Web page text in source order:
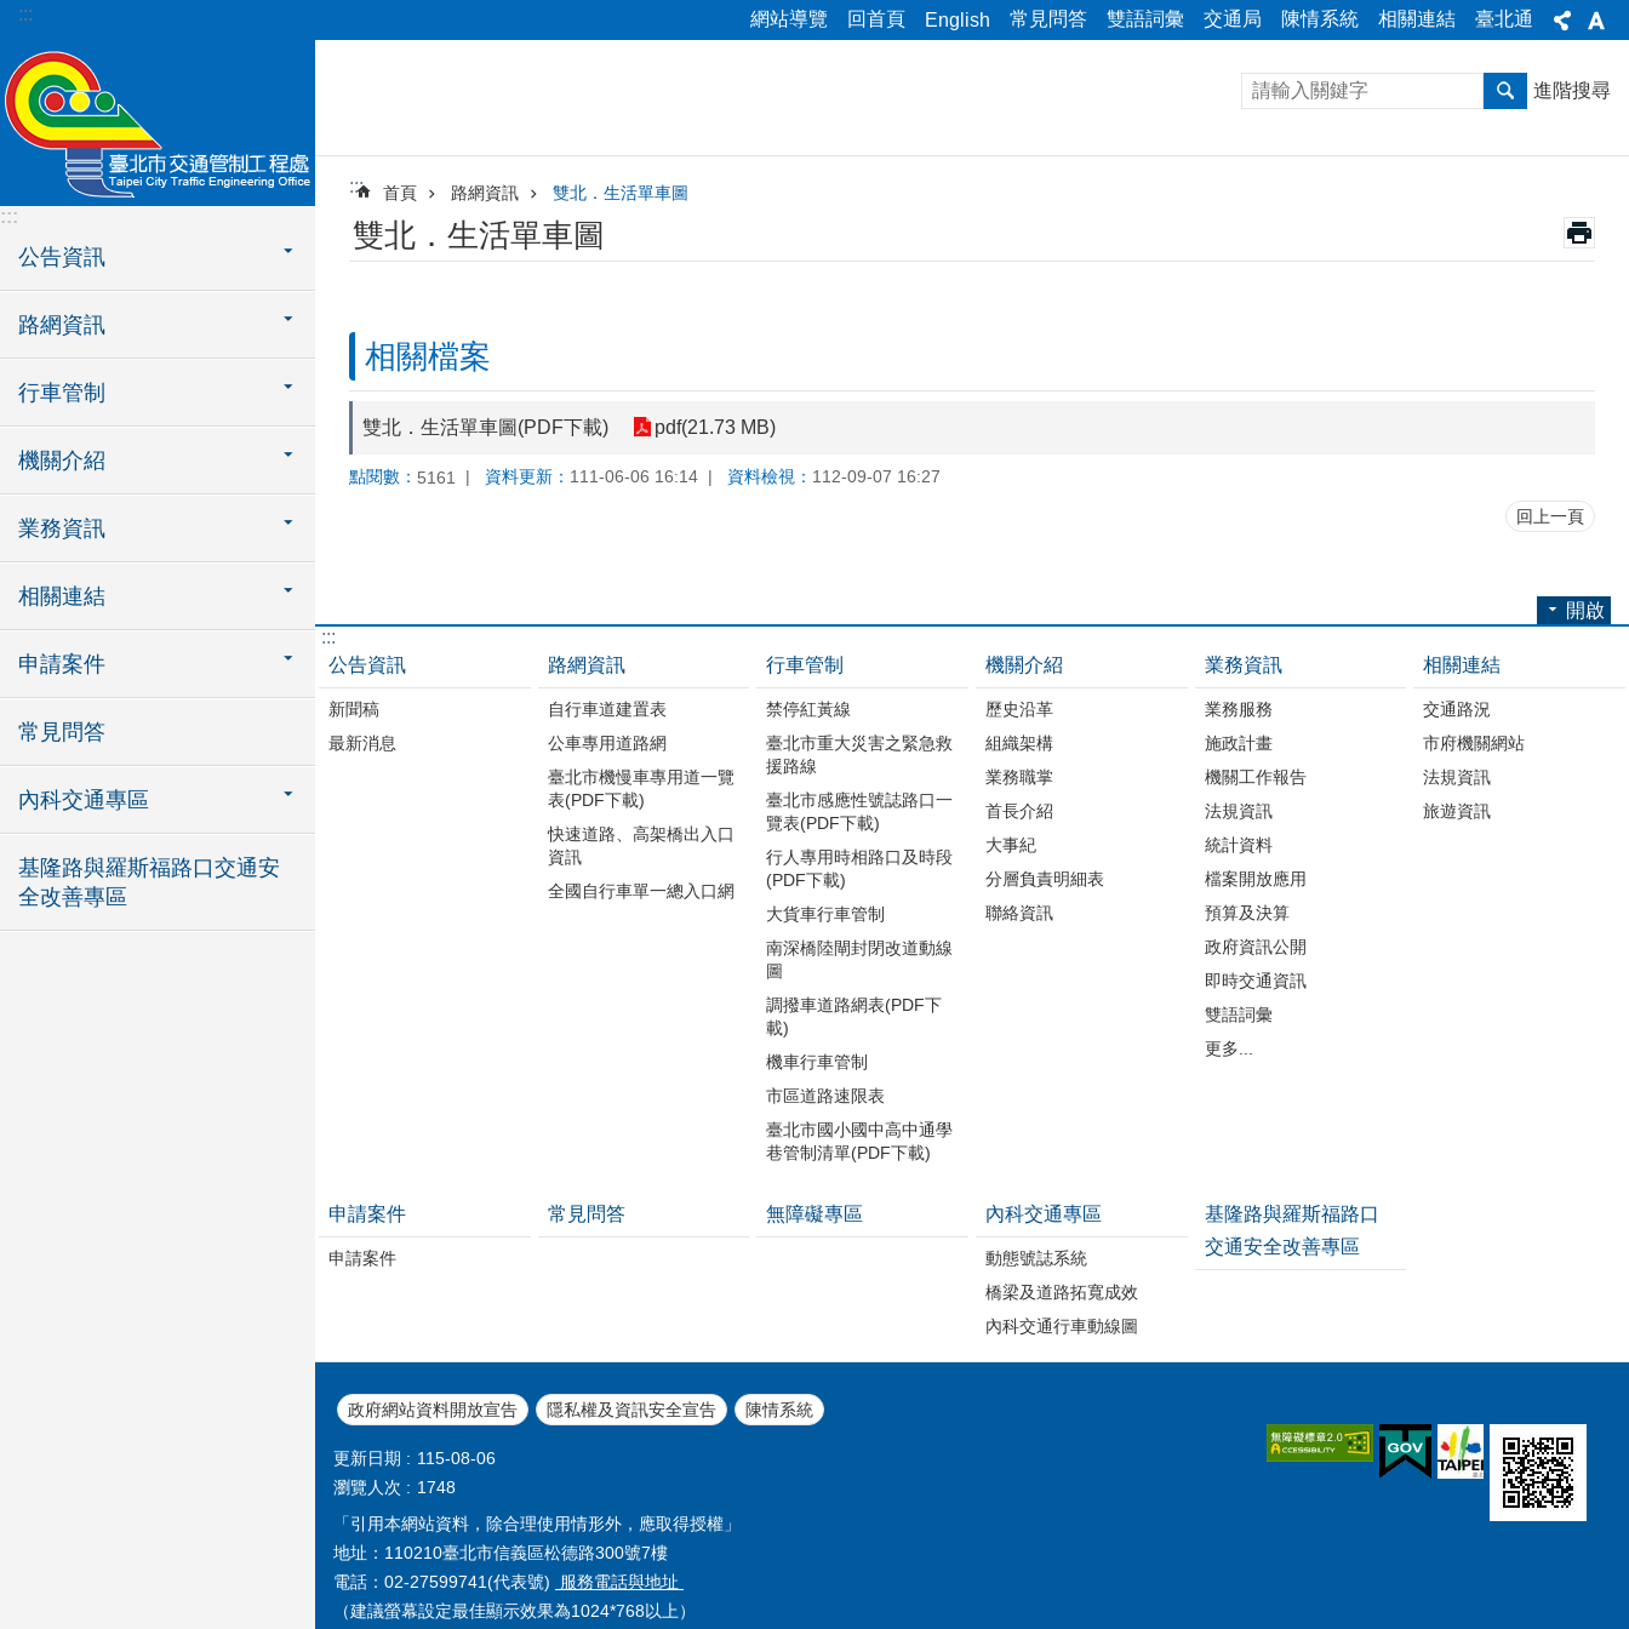
跳到主要內容區塊
::: 網站導覽 回首頁 English 常見問答 雙語詞彙 交通局 陳情系統 相關連結 臺北通
:::
公告資訊
路網資訊
行車管制
機關介紹
業務資訊
相關連結
申請案件
常見問答
內科交通專區
基隆路與羅斯福路口交通安
全改善專區
進階搜尋
::: 首頁 路網資訊 雙北．生活單車圖
雙北．生活單車圖
相關檔案
雙北．生活單車圖(PDF下載) pdf(21.73 MB)
點閱數： 5161 資料更新： 111-06-06 16:14 資料檢視： 112-09-07 16:27
回上一頁
開啟
:::
公告資訊
新聞稿
最新消息
路網資訊
自行車道建置表
公車專用道路網
臺北市機慢車專用道一覽
表(PDF下載)
快速道路、高架橋出入口
資訊
全國自行車單一總入口網
行車管制
禁停紅黃線
臺北市重大災害之緊急救
援路線
臺北市感應性號誌路口一
覽表(PDF下載)
行人專用時相路口及時段
(PDF下載)
大貨車行車管制
南深橋陸閘封閉改道動線
圖
調撥車道路網表(PDF下
載)
機車行車管制
市區道路速限表
臺北市國小國中高中通學
巷管制清單(PDF下載)
機關介紹
歷史沿革
組織架構
業務職掌
首長介紹
大事紀
分層負責明細表
聯絡資訊
業務資訊
業務服務
施政計畫
機關工作報告
法規資訊
統計資料
檔案開放應用
預算及決算
政府資訊公開
即時交通資訊
雙語詞彙
更多...
相關連結
交通路況
市府機關網站
法規資訊
旅遊資訊
申請案件
申請案件
常見問答 無障礙專區 內科交通專區
動態號誌系統
橋梁及道路拓寬成效
內科交通行車動線圖
基隆路與羅斯福路口
交通安全改善專區
政府網站資料開放宣告 隱私權及資訊安全宣告 陳情系統
更新日期
115-08-06
瀏覽人次
1748
「引用本網站資料，除合理使用情形外，應取得授權」
地址：110210臺北市信義區松德路300號7樓
電話：02-27599741(代表號)
服務電話與地址
（建議螢幕設定最佳顯示效果為1024*768以上）